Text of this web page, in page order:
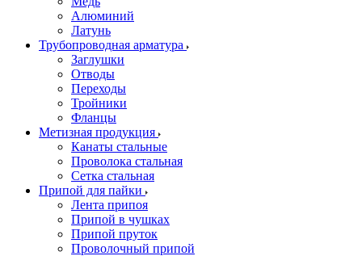
Алюминий
Латунь
Трубопроводная арматура
Заглушки
Отводы
Переходы
Тройники
Фланцы
Метизная продукция
Канаты стальные
Проволока стальная
Сетка стальная
Припой для пайки
Лента припоя
Припой в чушках
Припой пруток
Проволочный припой